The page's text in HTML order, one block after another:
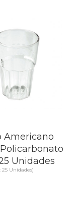
Americano
Unidades
Unidades)